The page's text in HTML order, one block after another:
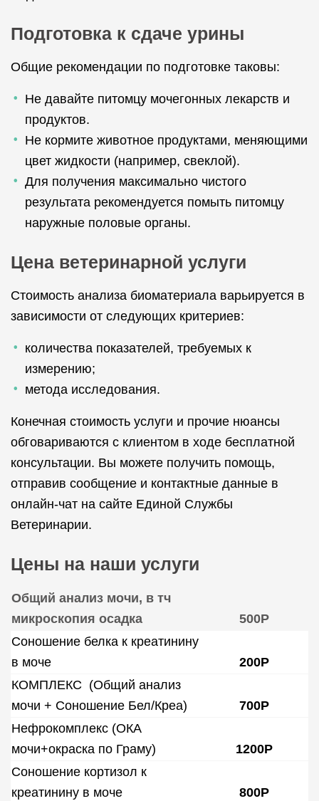
Подготовка к сдаче урины
Общие рекомендации по подготовке таковы:
Не давайте питомцу мочегонных лекарств и
продуктов.
Не кормите животное продуктами, меняющими
цвет жидкости (например, свеклой).
Для получения максимально чистого
результата рекомендуется помыть питомцу
наружные половые органы.
Цена ветеринарной услуги
Стоимость анализа биоматериала варьируется в
зависимости от следующих критериев:
количества показателей, требуемых к
измерению;
метода исследования.
Конечная стоимость услуги и прочие нюансы
обговариваются с клиентом в ходе бесплатной
консультации. Вы можете получить помощь,
отправив сообщение и контактные данные в
онлайн-чат на сайте Единой Службы
Ветеринарии.
Цены на наши услуги
Общий анализ мочи, в тч
микроскопия осадка
500Р
Соношение белка к креатинину
в моче
200Р
КОМПЛЕКС (Общий анализ
мочи + Соношение Бел/Креа)
700Р
Нефрокомплекс (ОКА
мочи+окраска по Граму)
1200Р
Соношение кортизол к
креатинину в моче
800Р